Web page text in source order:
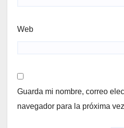
Web
Guarda mi nombre, correo
navegador para la próxima